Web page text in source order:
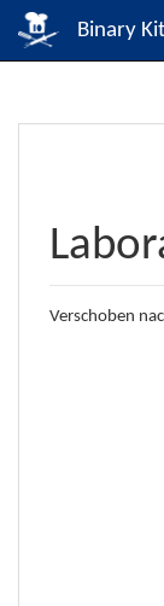
Binary
Verschoben